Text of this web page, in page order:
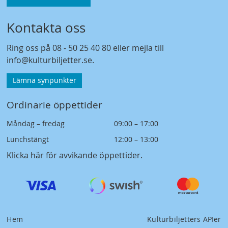
Kontakta oss
Ring oss på08 - 50 25 40 80 eller mejla till
info@kulturbiljetter.se.
Lämna synpunkter
Ordinarie öppettider
Måndag – fredag
09:00 – 17:00
Lunchstängt
12:00 – 13:00
Klicka här för avvikande öppettider.
Hem Kulturbiljetters APIer